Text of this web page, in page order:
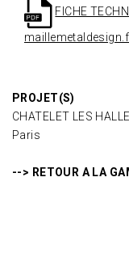
FICHE
PROJET(S)
CHATELET LES
Paris
--> RETOUR A LA